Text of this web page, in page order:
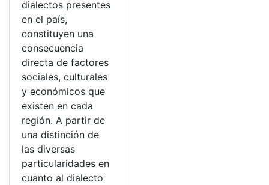
dialectos presentes
en el país,
constituyen una
consecuencia
directa de factores
sociales, culturales
y económicos que
existen en cada
región. A partir de
una distinción de
las diversas
particularidades en
cuanto al dialecto